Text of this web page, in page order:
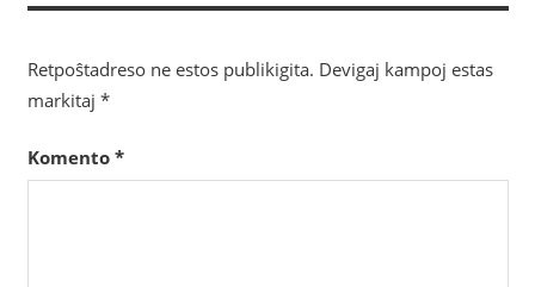
Retpoŝtadreso ne estos publikigita. Devigaj kampoj estas
markitaj *
Komento *